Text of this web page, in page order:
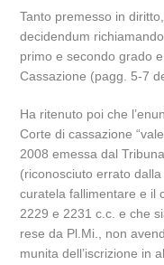
Tanto premesso in
decidendum
primo e secondo grado
Cassazione (pagg. 5-7
Ha ritenuto poi che
Corte di cassazione
2008 emessa dal
(riconosciuto errato
curatela fallimentare e il
2229 e 2231 c.c. e che
rese da Pl.Mi., non
munita dell’iscrizione in